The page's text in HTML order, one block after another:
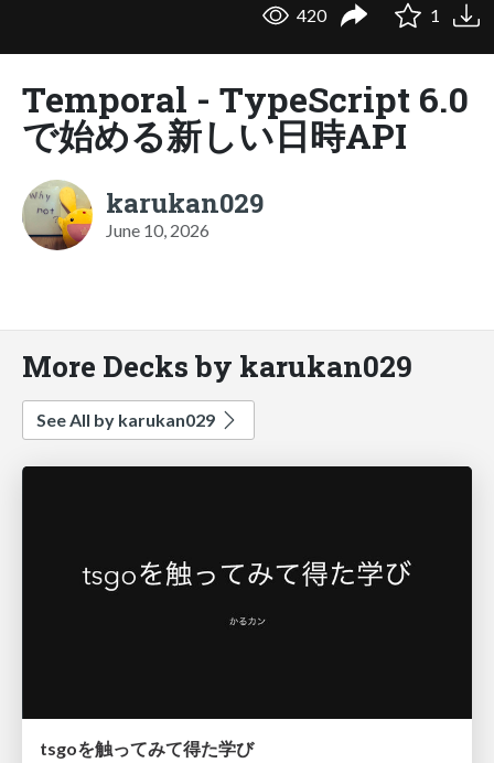
420 1
Temporal - TypeScript 6.0
で始める新しい日時API
karukan029
June 10, 2026
More Decks by karukan029
See All by karukan029
tsgoを触ってみて得た学び